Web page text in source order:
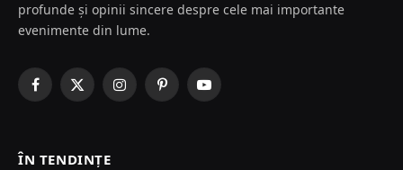
profunde și opinii sincere despre cele mai importante
evenimente din lume.
Facebook
X
InstagramPinterestYouTube
ÎN TENDINȚE